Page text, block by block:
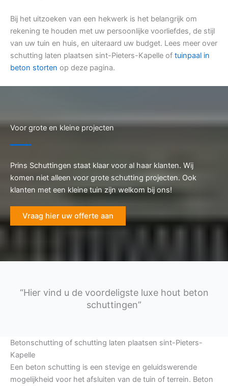
Bij het uitzoeken van een hekwerk is het belangrijk om
rekening te houden met uw persoonlijke voorliefdes, de stijl
van uw tuin en huis, en uiteraard uw budget. Lees meer over
schutting laten plaatsen sint-Pieters-Kapelle of tuinpaal in
beton storten op deze pagina.
Voor grote en kleine projecten
Prins Schuttingen staat klaar voor al haar klanten. Wij
komen niet alleen voor grote schutting projecten. Ook
klanten met een kleine tuin zijn welkom bij ons!
Vraag hier uw offerte aan
“Hier vind u de voordeligste luxe hout beton
schuttingen”
Betonschutting of schutting laten plaatsen sint-Pieters-
Kapelle
Een beton schutting is een stevige en geluidswerende
mogelijkheid voor het afsluiten van de tuin of terrein. Beton